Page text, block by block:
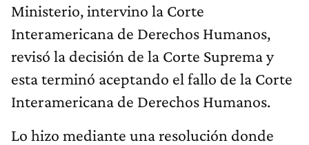
Ministerio, intervino la Corte
Interamericana de Derechos Humanos,
revisó la decisión de la Corte Suprema y
esta terminó aceptando el fallo de la Corte
Interamericana de Derechos Humanos.
Lo hizo mediante una resolución donde